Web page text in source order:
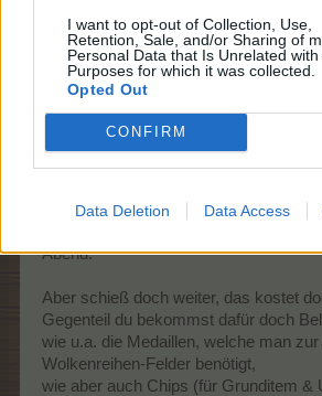
I want to opt-out of Collection, Use,
Retention, Sale, and/or Sharing of
Personal Data that Is Unrelated
Purposes for which it was collected.
Opted Out
CONFIRM
Data Deletion Data Access
Zitat von schätzchen1:↑
danke für deine schnelle antwort, dann weiß
nicht für mich, wünsche dir noch einen
danke wie immer für deine mühe
Abend.
Aber schieß doch weiter, das kostet
Gegenteil du bekommst dafür doch
wie u.a. die Medaillen, welche man
Wolkenreihen-Felder benötigt,
wie aber auch Chips (für Grunditem &